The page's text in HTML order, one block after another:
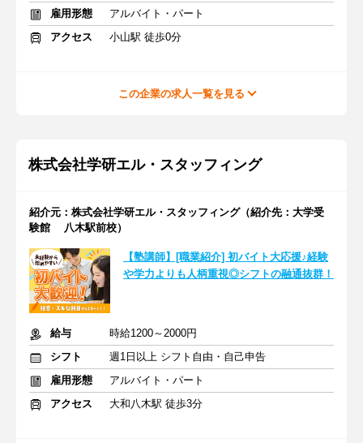
雇用形態
アルバイト・パート
アクセス
小山駅 徒歩0分
この企業の求人一覧を見る
株式会社学研エル・スタッフィング
紹介元：株式会社学研エル・スタッフィング（紹介先：大学受
験館 八木駅前校）
【塾講師】[職業紹介] 初バイト大応援♪経験
や学力よりも人柄重視◎シフトの融通抜群！
給与
時給1200～2000円
シフト
週1日以上 シフト自由・自己申告
雇用形態
アルバイト・パート
アクセス
大和八木駅 徒歩3分